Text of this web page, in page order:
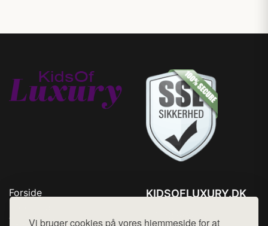
Vi bruger cookies på vores hjemmeside for at
Forside
Top Rabatter
KIDSOFLUXURY.DK